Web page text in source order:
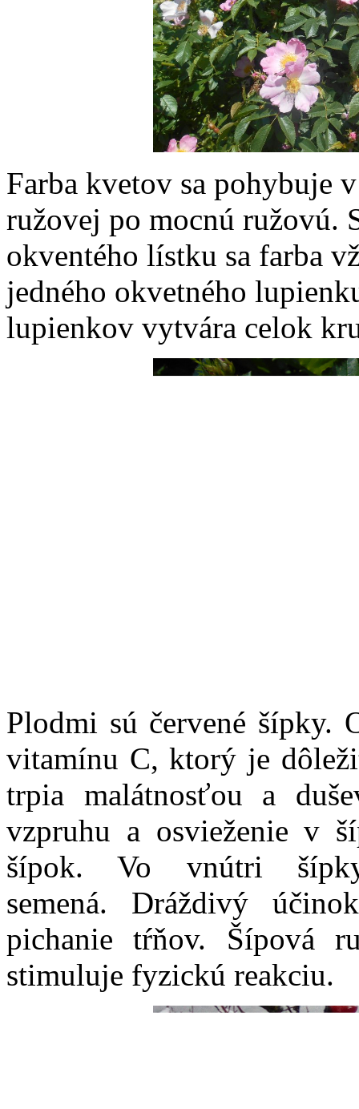
Farba kvetov sa pohybuje
ružovej po mocnú ružovú.
okventého lístku sa farba
jedného okvetného
lupienkov vytvára celok
Plodmi sú červené šípky.
vitamínu C, ktorý je
trpia malátnosťou a
vzpruhu a osvieženie v
šípok. Vo vnútri
semená. Dráždivý
pichanie tŕňov. Šípová
stimuluje fyzickú reakciu.